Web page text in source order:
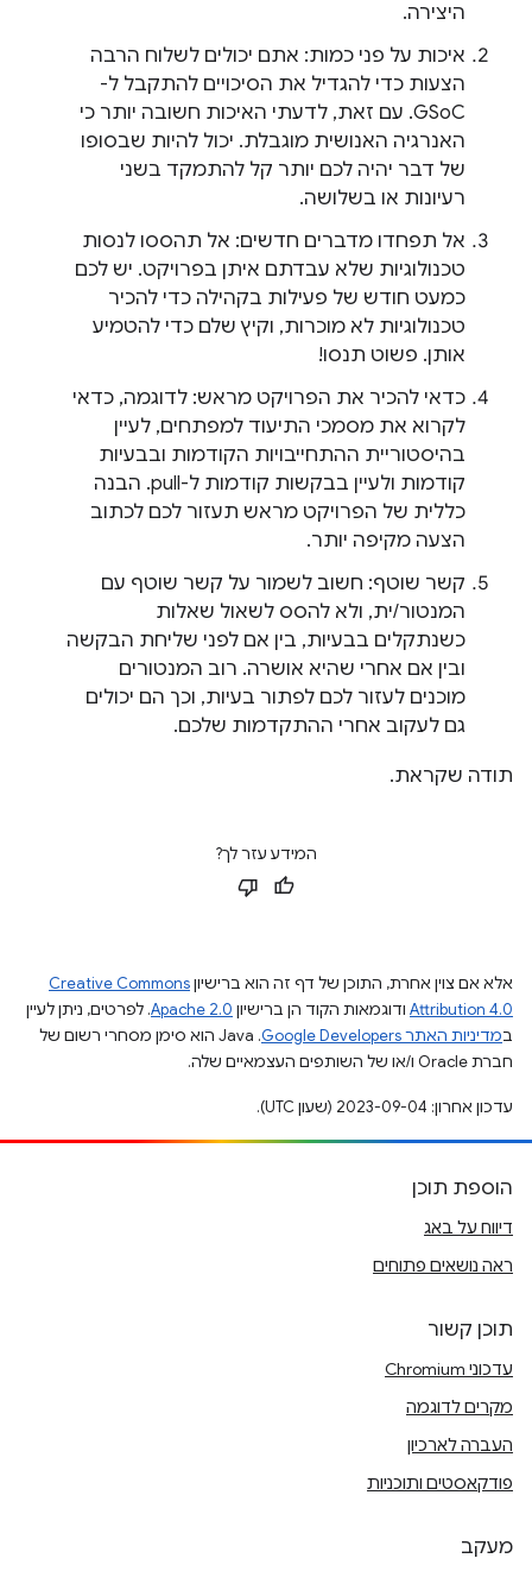
היצירה.
איכות על פני כמות: אתם יכולים לשלוח הרבה
הצעות כדי להגדיל את הסיכויים להתקבל ל-
GSoC. עם זאת, לדעתי האיכות חשובה יותר כי
האנרגיה האנושית מוגבלת. יכול להיות שבסופו
של דבר יהיה לכם יותר קל להתמקד בשני
רעיונות או בשלושה.
אל תפחדו מדברים חדשים: אל תהססו לנסות
טכנולוגיות שלא עבדתם איתן בפרויקט. יש לכם
כמעט חודש של פעילות בקהילה כדי להכיר
טכנולוגיות לא מוכרות, וקיץ שלם כדי להטמיע
אותן. פשוט תנסו!
כדאי להכיר את הפרויקט מראש: לדוגמה, כדאי
לקרוא את מסמכי התיעוד למפתחים, לעיין
בהיסטוריית ההתחייבויות הקודמות ובבעיות
קודמות ולעיין בבקשות קודמות ל-pull. הבנה
כללית של הפרויקט מראש תעזור לכם לכתוב
הצעה מקיפה יותר.
קשר שוטף: חשוב לשמור על קשר שוטף עם
המנטור/ית, ולא להסס לשאול שאלות
כשנתקלים בבעיות, בין אם לפני שליחת הבקשה
ובין אם אחרי שהיא אושרה. רוב המנטורים
מוכנים לעזור לכם לפתור בעיות, וכך הם יכולים
גם לעקוב אחרי ההתקדמות שלכם.
תודה שקראת.
המידע עזר לך?
אלא אם צוין אחרת, התוכן של דף זה הוא ברישיוןCreative Commons
Attribution 4.0 ודוגמאות הקוד הן ברישיון Apache 2.0. לפרטים, ניתן לעיין
במדיניות האתר Google Developers‏
.‏ Java הוא סימן מסחרי רשום של
חברת Oracle ו/או של השותפים העצמאיים שלה.
עדכון אחרון: 2023-09-04 (שעון UTC).
הוספת תוכן
דיווח על באג
ראה נושאים פתוחים
תוכן קשור
עדכוני Chromium
מקרים לדוגמה
העברה לארכיון
פודקאסטים ותוכניות
מעקב